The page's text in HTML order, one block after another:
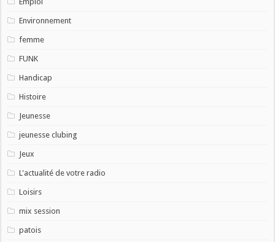
Environnement
femme
FUNK
Handicap
Histoire
Jeunesse
jeunesse clubing
Jeux
L'actualité de votre radio
Loisirs
mix session
patois